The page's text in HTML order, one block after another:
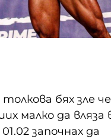
бях зле че
малко да вляза
започнах да